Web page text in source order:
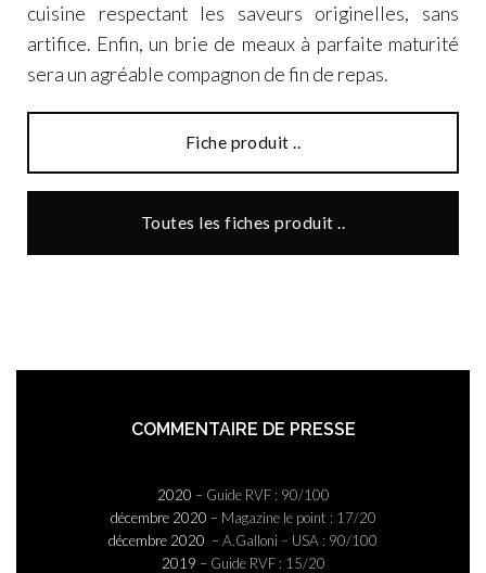
cuisine respectant les saveurs originelles, sans
artifice. Enfin, un brie de meaux à parfaite maturité
sera un agréable compagnon de fin de repas.
Fiche produit ..
Toutes les fiches produit ..
COMMENTAIRE DE PRESSE
2020 – Guide RVF : 90/100
décembre 2020 – Magazine le point : 17/20
décembre 2020 – A.Galloni – USA : 90/100
2019 – Guide RVF : 15/20